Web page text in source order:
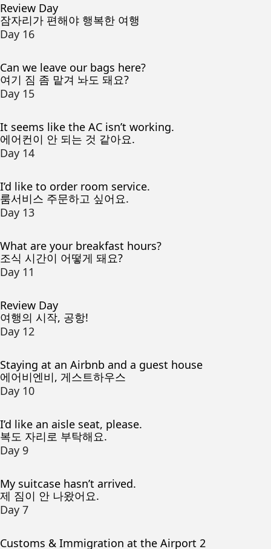
Review Day
잠자리가 편해야 행복한 여행
Day 16
Can we leave our bags here?
여기 짐 좀 맡겨 놔도 돼요?
Day 15
It seems like the AC isn’t working.
에어컨이 안 되는 것 같아요.
Day 14
I’d like to order room service.
룸서비스 주문하고 싶어요.
Day 13
What are your breakfast hours?
조식 시간이 어떻게 돼요?
Day 11
Review Day
여행의 시작, 공항!
Day 12
Staying at an Airbnb and a guest house
에어비엔비, 게스트하우스
Day 10
I’d like an aisle seat, please.
복도 자리로 부탁해요.
Day 9
My suitcase hasn’t arrived.
제 짐이 안 나왔어요.
Day 7
Customs & Immigration at the Airport 2